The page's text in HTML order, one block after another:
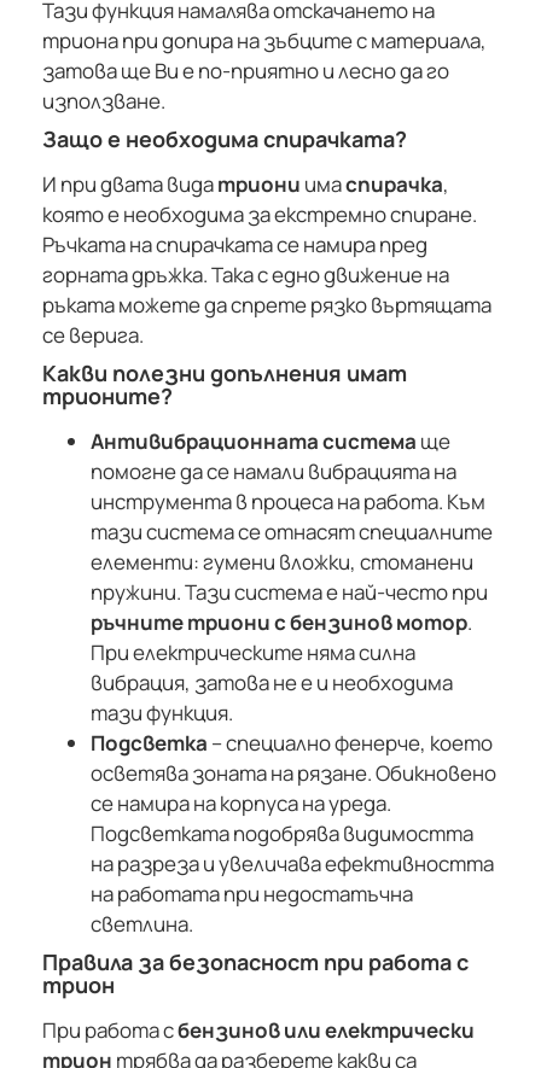
Тази функция намалява отскачането на
триона при допира на зъбците с материала,
затова ще Ви е по-приятно и лесно да го
използване.
Защо е необходима спирачката?
И при двата видатриони имаспирачка,
която е необходима за екстремно спиране.
Ръчката на спирачката се намира пред
горната дръжка. Така с едно движение на
ръката можете да спрете рязко въртящата
се верига.
Какви полезни допълнения имат
трионите?
Антивибрационната система ще
помогне да се намали вибрацията на
инструмента в процеса на работа. Към
тази система се отнасят специалните
елементи: гумени вложки, стоманени
пружини. Тази система е най-често при
ръчните триони с бензинов мотор.
При електрическите няма силна
вибрация, затова не е и необходима
тази функция.
Подсветка – специално фенерче, което
осветява зоната на рязане. Обикновено
се намира на корпуса на уреда.
Подсветката подобрява видимостта
на разреза и увеличава ефективността
на работата при недостатъчна
светлина.
Правила за безопасност при работа с
трион
При работа сбензинов или електрически
трион трябва да разберете какви са